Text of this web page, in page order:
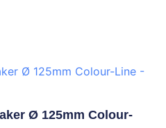
Ø 125mm Colour-